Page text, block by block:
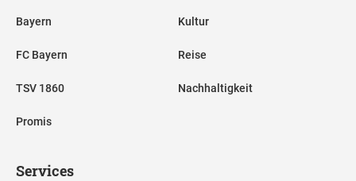
Bayern
FC Bayern
TSV 1860
Promis
Kultur
Reise
Nachhaltigkeit
Services